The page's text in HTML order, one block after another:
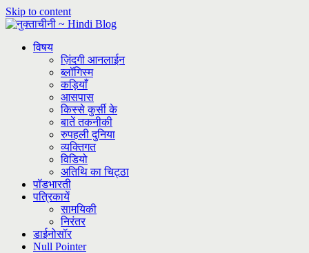
Skip to content
विषय
ज़िंदगी आनलाईन
ब्लॉगिस्म
कड़ियाँ
आसपास
किस्से कुर्सी के
बातें तकनीकी
रुपहली दुनिया
व्यक्तिगत
विडियो
अतिथि का चिट्ठा
पॉडभारती
पत्रिकायें
सामयिकी
निरंतर
डाईनोसॉर
Null Pointer